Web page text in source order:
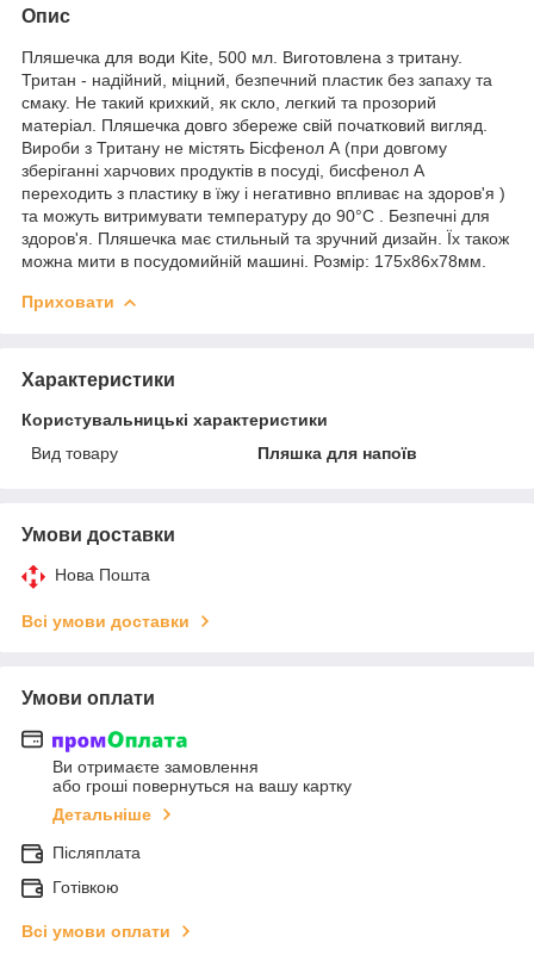
Опис
Пляшечка для води Kite, 500 мл. Виготовлена з тритану.
Тритан - надійний, міцний, безпечний пластик без запаху та
смаку. Не такий крихкий, як скло, легкий та прозорий
матеріал. Пляшечка довго збереже свій початковий вигляд.
Вироби з Тритану не містять Бісфенол А (при довгому
зберіганні харчових продуктів в посуді, бисфенол А
переходить з пластику в їжу і негативно впливає на здоров'я )
та можуть витримувати температуру до 90°C . Безпечні для
здоров'я. Пляшечка має стильный та зручний дизайн. Їх також
можна мити в посудомийній машині. Розмір: 175х86х78мм.
Приховати
Характеристики
Користувальницькі характеристики
Вид товару
Пляшка для напоїв
Умови доставки
Нова Пошта
Всі умови доставки
Умови оплати
Ви отримаєте замовлення
або гроші повернуться на вашу картку
Детальніше
Післяплата
Готівкою
Всі умови оплати